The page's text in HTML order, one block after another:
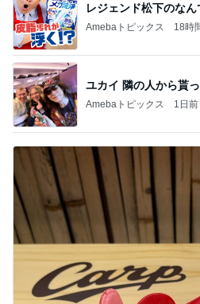
レジェンド松下のなん
Amebaトピックス 18時
ユカイ 隣の人から貰
Amebaトピックス 1日前